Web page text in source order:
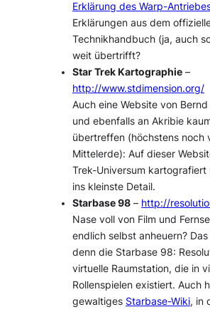
Erklärung des Warp-
Erklärungen aus dem
Technikhandbuch (ja, auch
weit übertrifft?
Star Trek Kartographie –
http://www.stdimension.org/
Auch eine Website von
und ebenfalls an Akribie
übertreffen (höchstens noch
Mittelerde): Auf dieser
Trek-Universum kartografiert
ins kleinste Detail.
Starbase 98 – http://
Nase voll von Film und
endlich selbst anheuern?
denn die Starbase 98:
virtuelle Raumstation, die in
Rollenspielen existiert. Auch
gewaltiges Starbase-Wiki, in